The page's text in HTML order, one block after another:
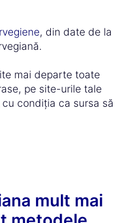
, din date de la
mai departe toate
pe site-urile tale
condiția ca sursa să
mult mai